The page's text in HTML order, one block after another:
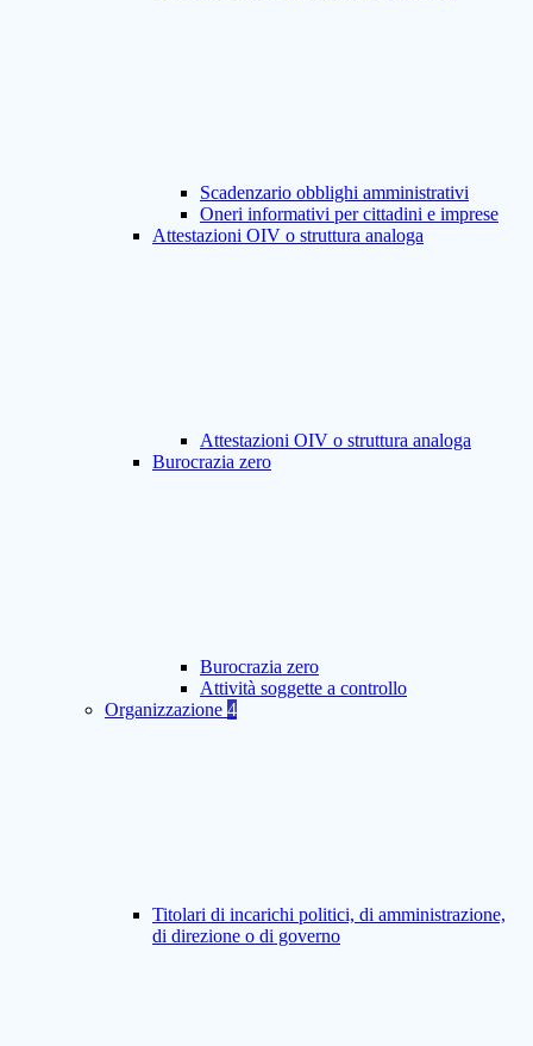
Scadenzario obblighi amministrativi
Oneri informativi per cittadini e imprese
Attestazioni OIV o struttura analoga
Attestazioni OIV o struttura analoga
Burocrazia zero
Burocrazia zero
Attività soggette a controllo
Organizzazione 4
Titolari di incarichi politici, di amministrazione,
di direzione o di governo